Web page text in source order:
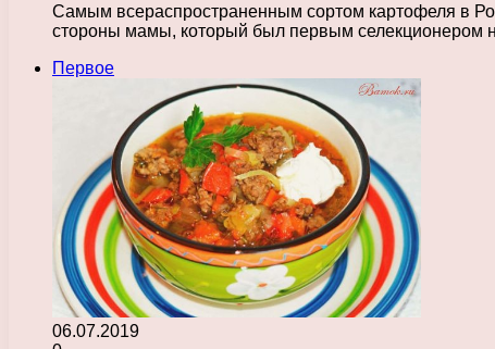
Самым всераспространенным сортом картофеля в
стороны мамы, который был первым селекционером
Первое
06.07.2019